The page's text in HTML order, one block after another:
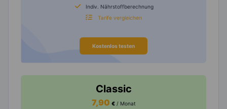
Indiv. Nährstoffberechnung
Tarife vergleichen
Kostenlos testen
Classic
7,90 € / Monat